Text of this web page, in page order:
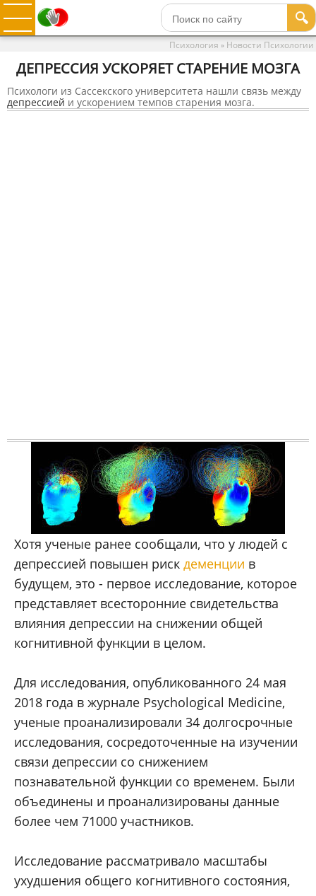
🔍
Психология » Новости Психологии
ДЕПРЕССИЯ УСКОРЯЕТ СТАРЕНИЕ МОЗГА
Психологи из Сассекского университета нашли связь между
депрессией и ускорением темпов старения мозга.
Хотя ученые ранее сообщали, что у людей с
депрессией повышен риск деменции в
будущем, это - первое исследование, которое
представляет всесторонние свидетельства
влияния депрессии на снижении общей
когнитивной функции в целом.
Для исследования, опубликованного 24 мая
2018 года в журнале Psychological Medicine,
ученые проанализировали 34 долгосрочные
исследования, сосредоточенные на изучении
связи депрессии со снижением
познавательной функции со временем. Были
объединены и проанализированы данные
более чем 71000 участников.
Исследование рассматривало масштабы
ухудшения общего когнитивного состояния,